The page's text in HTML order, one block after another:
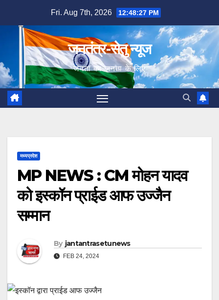
content
Fri. Aug 7th, 2026 12:48:28 PM
जनतंत्र-सेतु न्यूज
जनता का जनता के लिए
मध्यप्रदेश
MP NEWS : CM मोहन यादव
को इस्कॉन प्राईड आफ उज्जैन
सम्मान
By jantantrasetunews
FEB 24, 2024